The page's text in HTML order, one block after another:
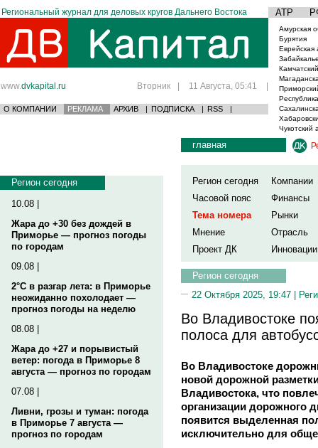
Региональный журнал для деловых кругов Дальнего Востока АТР
www.dvkapital.ru Вторник | 11 Августа, 05:41 |
О КОМПАНИИ РЕКЛАМА АРХИВ | ПОДПИСКА | RSS |
Амурская
Бурятия
Еврейская
Чукотский
Регион сегодня
10.08 |
Жара до +30 без дождей в
Приморье — прогноз погоды
по городам
09.08 |
2°C в разгар лета: в Приморье
неожиданно похолодает —
прогноз погоды на неделю
08.08 |
Жара до +27 и порывистый
ветер: погода в Приморье 8
августа — прогноз по городам
07.08 |
Ливни, грозы и туман: погода
в Приморье 7 августа —
прогноз по городам
главная
Регион сегодня
Компании
Часовой пояс
Финансы
Тема номера
Рынки
Мнение
Отрасль
Проект ДК
Инновации
Регион сегодня
22 Октября 2025, 19:47 |
Во Владивостоке
полоса для
Во Владивостоке
новой дорожной
Владивостока, что
организации дорожного
появится выделенная
исключительно для